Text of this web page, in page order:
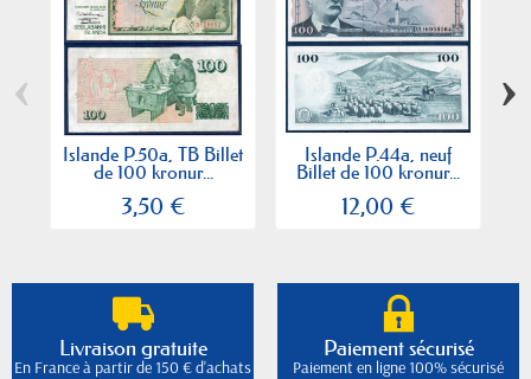
Islande P.50a, TB Billet
de 100 kronur...
3,50 €
Islande P.44a, neuf
Billet de 100 kronur...
12,00 €
‹ ›
Livraison gratuite
En France à partir de 150 € d'achats
Paiement sécurisé
Paiement en ligne 100% sécurisé